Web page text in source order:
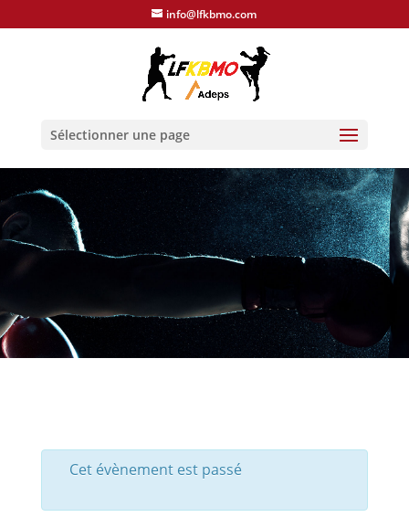
info@lfkbmo.com
Sélectionner une page
Cet évènement est passé